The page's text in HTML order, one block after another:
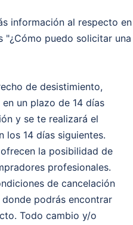
información al respecto en
"¿Cómo puedo solicitar una
de desistimiento,
un plazo de 14 días
y se te realizará el
los 14 días siguientes.
la posibilidad de
profesionales.
de cancelación
podrás encontrar
Todo cambio y/o